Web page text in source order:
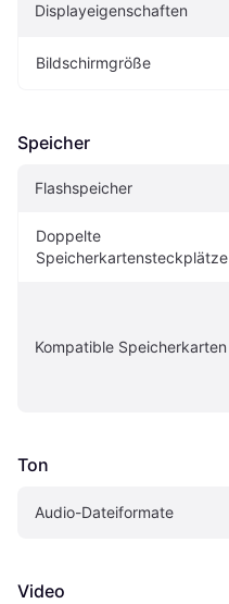
Displayeigenschaften
Bildschirmgröße
Speicher
Flashspeicher
Doppelte
Speicherkartensteckplätze
Kompatible Speicherkarten
Ton
Audio-Dateiformate
Video